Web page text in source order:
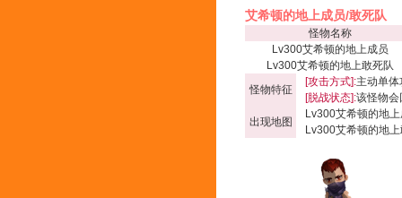
艾希顿的地上成员/敢死队
怪物名称
Lv300艾希顿的地上成员
Lv300艾希顿的地上敢死队
怪物特征
[攻击方式]:主动单体
[脱战状态]:该怪物会
出现地图
Lv300艾希顿的地
Lv300艾希顿的地